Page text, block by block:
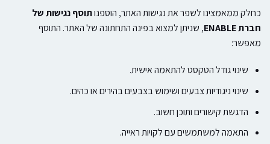
כחלק ממאמצינו לשפר את נגישות האתר, הוספנותוסף נגישות של
חברת ENABLE
, שניתן למצוא בפינה התחתונה של האתר. התוסף
מאפשר:
שינוי גודל הטקסט להתאמה אישית.
שינוי ניגודיות צבעים ושימוש בצבעים בהירים או כהים.
הדגשת קישורים ותוכן חשוב.
התאמה למשתמשים עם לקויות ראייה.